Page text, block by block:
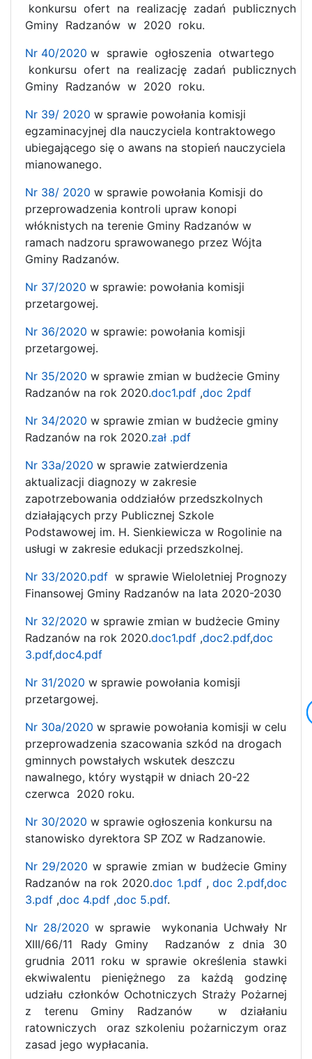
konkursu ofert na realizację zadań publicznych
Gminy Radzanów w 2020 roku.
Nr 40/2020 w sprawie ogłoszenia otwartego
konkursu ofert na realizację zadań publicznych
Gminy Radzanów w 2020 roku.
Nr 39/ 2020 w sprawie powołania komisji
egzaminacyjnej dla nauczyciela kontraktowego
ubiegającego się o awans na stopień nauczyciela
mianowanego.
Nr 38/ 2020 w sprawie powołania Komisji do
przeprowadzenia kontroli upraw konopi
włóknistych na terenie Gminy Radzanów w
ramach nadzoru sprawowanego przez Wójta
Gminy Radzanów.
Nr 37/2020 w sprawie: powołania komisji
przetargowej.
Nr 36/2020 w sprawie: powołania komisji
przetargowej.
Nr 35/2020 w sprawie zmian w budżecie Gminy
Radzanów na rok 2020.doc1.pdf ,doc 2pdf
Nr 34/2020 w sprawie zmian w budżecie gminy
Radzanów na rok 2020.zał .pdf
Nr 33a/2020 w sprawie zatwierdzenia
aktualizacji diagnozy w zakresie
zapotrzebowania oddziałów przedszkolnych
działających przy Publicznej Szkole
Podstawowej im. H. Sienkiewicza w Rogolinie na
usługi w zakresie edukacji przedszkolnej.
Nr 33/2020.pdf w sprawie Wieloletniej Prognozy
Finansowej Gminy Radzanów na lata 2020-2030
Nr 32/2020 w sprawie zmian w budżecie Gminy
Radzanów na rok 2020.doc1.pdf ,doc2.pdf,doc
3.pdf,doc4.pdf
Nr 31/2020 w sprawie powołania komisji
przetargowej.
Nr 30a/2020 w sprawie powołania komisji w celu
przeprowadzenia szacowania szkód na drogach
gminnych powstałych wskutek deszczu
nawalnego, który wystąpił w dniach 20-22
czerwca 2020 roku.
Nr 30/2020 w sprawie ogłoszenia konkursu na
stanowisko dyrektora SP ZOZ w Radzanowie.
Nr 29/2020 w sprawie zmian w budżecie Gminy
Radzanów na rok 2020.doc 1.pdf,doc 2.pdf,doc
3.pdf ,doc 4.pdf ,doc 5.pdf.
Nr 28/2020 w sprawie wykonania Uchwały Nr
XIII/66/11 Rady Gminy Radzanów z dnia 30
grudnia 2011 roku w sprawie określenia stawki
ekwiwalentu pieniężnego za każdą godzinę
udziału członków Ochotniczych Straży Pożarnej
z terenu Gminy Radzanów w działaniu
ratowniczych oraz szkoleniu pożarniczym oraz
zasad jego wypłacania.